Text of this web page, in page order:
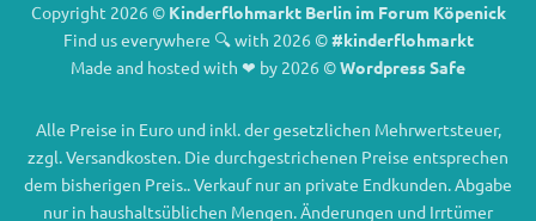
Copyright 2026 © Kinderflohmarkt Berlin im Forum Köpenick
Find us everywhere 🔍 with 2026 ©#kinderflohmarkt
Made and hosted with ❤ by 2026 ©Wordpress Safe
Alle Preise in Euro und inkl. der gesetzlichen Mehrwertsteuer,
zzgl. Versandkosten. Die durchgestrichenen Preise entsprechen
dem bisherigen Preis.. Verkauf nur an private Endkunden. Abgabe
nur in haushaltsüblichen Mengen. Änderungen und Irrtümer